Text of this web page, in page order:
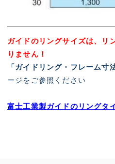
ガイドのリングサイズは、リ
りません！
「ガイドリング・フレーム寸
ージをご参照ください
富士工業製ガイドのリングタ